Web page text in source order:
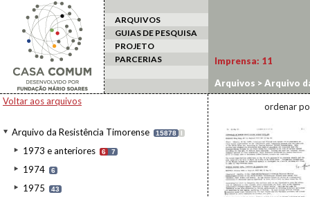
ARQUIVOS
GUIAS DE PESQUISA
PROJETO
PARCERIAS
Voltar aos arquivos
Arquivo da Resistência Timorense 15878 I
1973 e anteriores 6 7
1974 6
1975 43
Imprensa: 11
Arquivos >Arquivo
ordenar